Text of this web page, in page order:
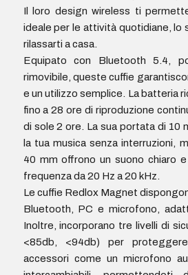
Il loro design wireless ti
ideale per le attività quotidiane,
rilassarti a casa.
Equipato con Bluetooth 5.4,
rimovibile, queste cuffie
e un utilizzo semplice. La batteria
fino a 28 ore di riproduzione
di sole 2 ore. La sua portata di
la tua musica senza interruzioni,
40 mm offrono un suono chiaro
frequenza da 20 Hz a 20 kHz.
Le cuffie Redlox Magnet
Bluetooth, PC e microfono,
Inoltre, incorporano tre livelli di
<85db, <94db) per
accessori come un microfono